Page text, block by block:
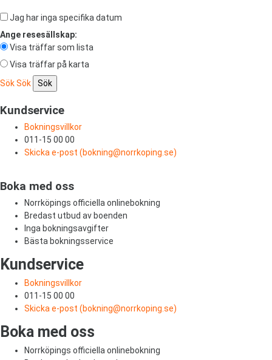
Jag har inga specifika datum
Ange resesällskap:
Visa träffar som lista
Visa träffar på karta
SökSök
Kundservice
Bokningsvillkor
011-15 00 00
Skicka e-post (bokning@norrkoping.se)
Boka med oss
Norrköpings officiella onlinebokning
Bredast utbud av boenden
Inga bokningsavgifter
Bästa bokningsservice
Kundservice
Bokningsvillkor
011-15 00 00
Skicka e-post (bokning@norrkoping.se)
Boka med oss
Norrköpings officiella onlinebokning